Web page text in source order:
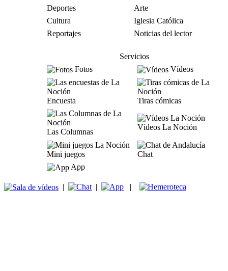
Deportes
Arte
Cultura
Iglesia Católica
Reportajes
Noticias del lector
Servicios
Fotos
Vídeos
Encuesta Tiras cómicas
Las Columnas
Vídeos La Noción
Mini juegos
Chat
App
| | |